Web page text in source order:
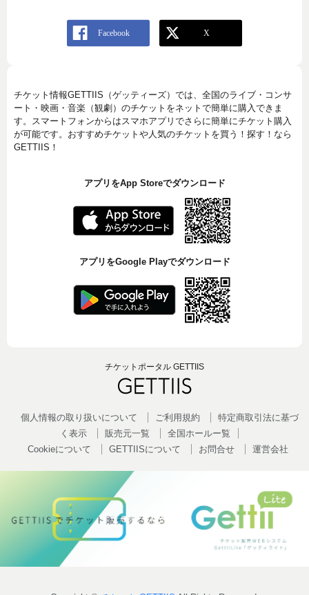
チケット情報GETTIIS（ゲッティーズ）では、全国のライブ・コンサ
ート・映画・音楽（観劇）のチケットをネットで簡単に購入できま
す。スマートフォンからはスマホアプリでさらに簡単にチケット購入
が可能です。おすすめチケットや人気のチケットを買う！探す！なら
GETTIIS！
アプリをApp Storeでダウンロード
アプリをGoogle Playでダウンロード
チケットポータル GETTIIS
個人情報の取り扱いについて ご利用規約
特定商取引法に基づ
く表示
販売元一覧
全国ホールー覧
Cookieについて
GETTIISについて お問合せ 運営会社